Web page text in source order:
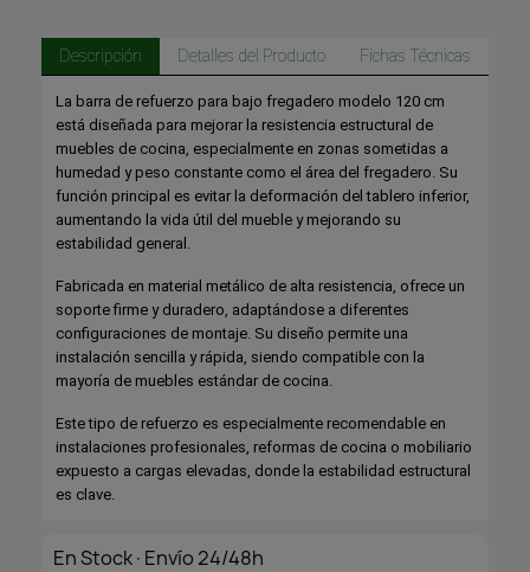
Descripción Detalles del Producto Fichas Técnicas
La barra de refuerzo para bajo fregadero modelo 120 cm
está diseñada para mejorar la resistencia estructural de
muebles de cocina, especialmente en zonas sometidas a
humedad y peso constante como el área del fregadero. Su
función principal es evitar la deformación del tablero inferior,
aumentando la vida útil del mueble y mejorando su
estabilidad general.
Fabricada en material metálico de alta resistencia, ofrece un
soporte firme y duradero, adaptándose a diferentes
configuraciones de montaje. Su diseño permite una
instalación sencilla y rápida, siendo compatible con la
mayoría de muebles estándar de cocina.
Este tipo de refuerzo es especialmente recomendable en
instalaciones profesionales, reformas de cocina o mobiliario
expuesto a cargas elevadas, donde la estabilidad estructural
es clave.
En Stock·Envío 24/48h